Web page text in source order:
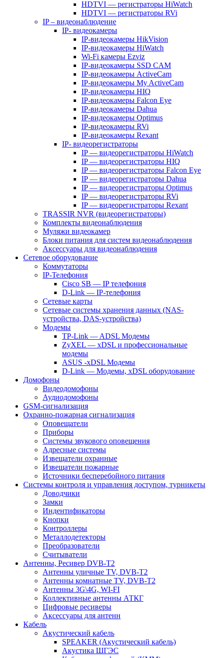
HDTVI — регистраторы HiWatch
HDTVI — регистраторы RVi
IP – видеонаблюдение
IP- видеокамеры
IP-видеокамеры HikVision
IP-видеокамеры HiWatch
Wi-Fi камеры Ezviz
IP-видеокамеры SSD CAM
IP-видеокамеры ActiveCam
IP-видеокамеры My ActiveCam
IP-видеокамеры HIQ
IP-видеокамеры Falcon Eye
IP-видеокамеры Dahua
IP-видеокамеры Optimus
IP-видеокамеры RVi
IP-видеокамеры Rexant
IP- видеорегистраторы
IP — видеорегистраторы HiWatch
IP — видеорегистраторы HIQ
IP — видеорегистраторы Falcon Eye
IP — видеорегистраторы Dahua
IP — видеорегистраторы Optimus
IP — видеорегистраторы RVi
IP — видеорегистраторы Rexant
TRASSIR NVR (видеорегистраторы)
Комплекты видеонаблюдения
Муляжи видеокамер
Блоки питания для систем видеонаблюдения
Аксессуары для видеонаблюдения
Сетевое оборудование
Коммутаторы
IP-Телефония
Cisco SB — IP телефония
D-Link — IP-телефония
Сетевые карты
Сетевые системы хранения данных (NAS-
устройства, DAS-устройства)
Модемы
TP-Link — ADSL Модемы
ZyXEL — xDSL и профессиональные
модемы
ASUS -xDSL Модемы
D-Link — Модемы, xDSL оборудование
Домофоны
Видеодомофоны
Аудиодомофоны
GSM-сигнализация
Охранно-пожарная сигнализация
Оповещатели
Приборы
Системы звукового оповещения
Адресные системы
Извещатели охранные
Извещатели пожарные
Источники бесперебойного питания
Системы контроля и управления доступом, турникеты
Доводчики
Замки
Индентификаторы
Кнопки
Контроллеры
Металлодетекторы
Преобразователи
Считыватели
Антенны, Ресивер DVB-T2
Антенны уличные TV, DVB-T2
Антенны комнатные TV, DVB-T2
Антенны 3G\4G, WI-FI
Коллективные антенны АТКГ
Цифровые ресиверы
Аксессуары для антенн
Кабель
Акустический кабель
SPEAKER (Акустический кабель)
Акустика ШГЭС